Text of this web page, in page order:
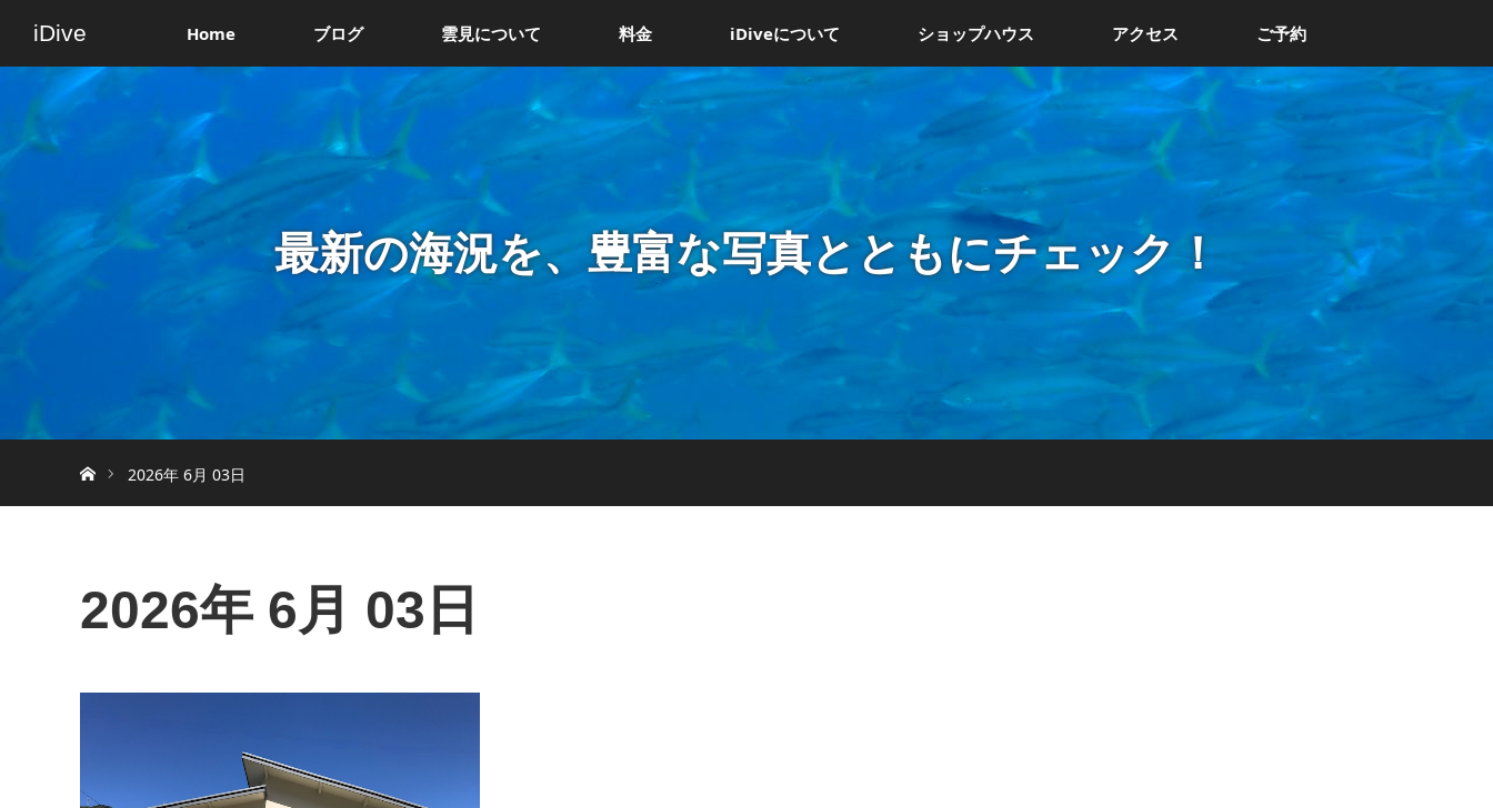
iDive Home ブログ 雲見について 料金 iDiveについて ショップハウス アクセス ご予約
最新の海況を、豊富な写真とともにチェック！
2026年 6月 03日
2026年 6月 03日